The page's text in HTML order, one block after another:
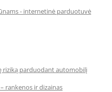
- internetinė parduotuvė
riziką parduodant automobilį
rankenos ir dizainas